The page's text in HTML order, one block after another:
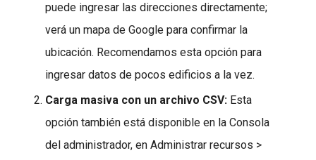
puede ingresar las direcciones directamente;
verá un mapa de Google para confirmar la
ubicación. Recomendamos esta opción para
ingresar datos de pocos edificios a la vez.
Carga masiva con un archivo CSV: Esta
opción también está disponible en la Consola
del administrador, en Administrar recursos >